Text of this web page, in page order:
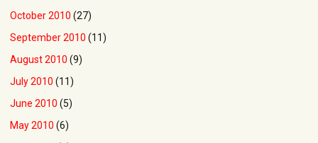
October 2010 (27)
September 2010 (11)
August 2010 (9)
July 2010 (11)
June 2010 (5)
May 2010 (6)